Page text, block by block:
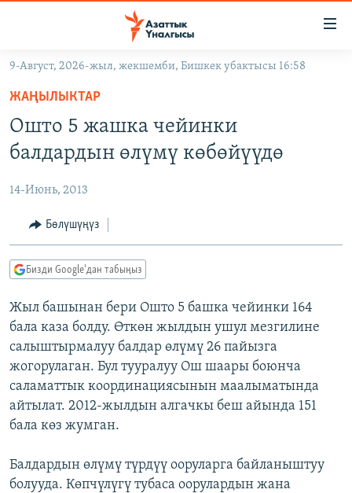
Навигацияга
өтүңүз
Издөөгө
салыңыз
ЭКОНОМИКА
МАДАНИЯТ
ДҮЙНӨ
БОРБОР АЗИЯ
УКРАИНА
АТАЙЫН ИЛИКТӨӨ
ТВ ПРОГРАММАЛАР
ЭКСПЕРТТЕР ТАЛДАЙТ
БИЗ ЖАНА ДҮЙНӨ
ЭЖЕ-СИҢДИЛЕР
ЫҢГАЙСЫЗ СУРООЛОР
ӨЗГӨЧӨ ПИКИР
Русский
ОНЛАЙН ШЕРИНЕ
ЭЕ/АРнун бардык сайттары
9-Август, 2026-жыл, жекшемби, Бишкек убактысы 16:58
ЖАҢЫЛЫКТАР
Ошто 5 жашка чейинки
балдардын өлүмү көбөйүүдө
14-Июнь, 2013
Бөлүшүңүз
Бизди Google'дан табыңыз
Жыл башынан бери Ошто 5 башка чейинки 164
бала каза болду. Өткөн жылдын ушул мезгилине
салыштырмалуу балдар өлүмү 26 пайызга
жогорулаган. Бул тууралуу Ош шаары боюнча
саламаттык координациясынын маалыматында
айтылат. 2012-жылдын алгачкы беш айында 151
бала көз жумган.
Балдардын өлүмү түрдүү ооруларга байланыштуу
болууда. Көпчүлүгү тубаса оорулардын жана